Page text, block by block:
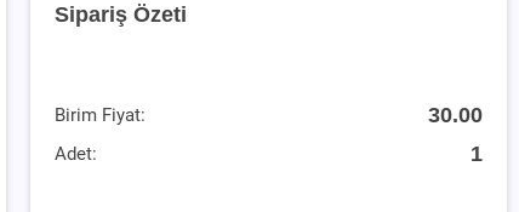
Sipariş Özeti
Birim Fiyat: 30.00
Adet: 1